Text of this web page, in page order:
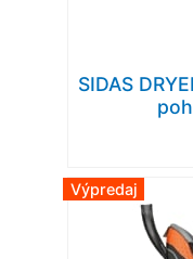
SIDAS
Výpredaj